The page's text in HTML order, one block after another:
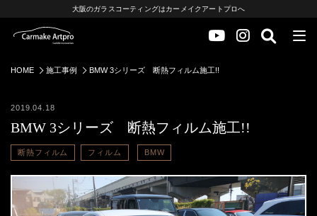
大阪のガラスコーティングはカーメイクアートプロへ
HOME 施工事例 BMW 3シリーズ 断熱フィルム施工!!
2019.04.18
BMW 3シリーズ 断熱フィルム施工!!
断熱フィルム フィルム BMW